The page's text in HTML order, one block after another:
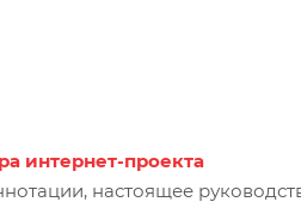
интернет-проекта
настоящее